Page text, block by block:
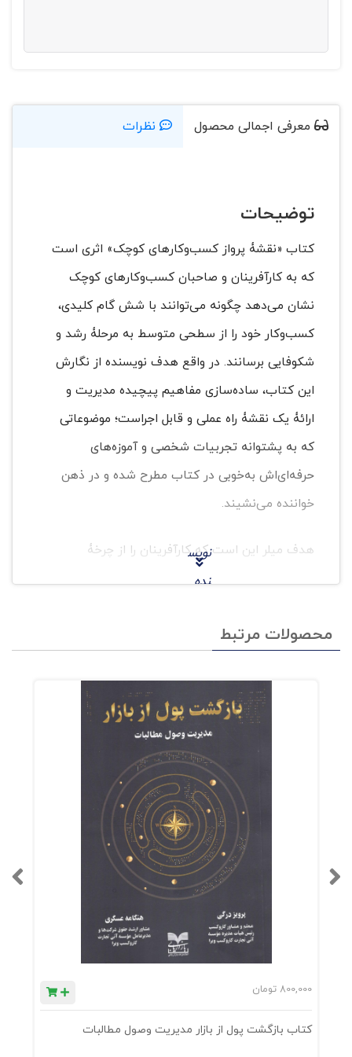
معرفی اجمالی محصول نظرات
توضیحات
کتاب «نقشۀ پرواز کسب‌و‌کارهای کوچک» اثری است
که به کارآفرینان و صاحبان کسب‌وکارهای کوچک
نشان می‌دهد چگونه می‌توانند با شش گام کلیدی،
کسب‌وکار خود را از سطحی متوسط به مرحلۀ رشد و
شکوفایی برسانند. در واقع هدف نویسنده از نگارش
این کتاب، ساده‌سازی مفاهیم پیچیده مدیریت و
ارائۀ یک نقشۀ راه عملی و قابل اجراست؛ موضوعاتی
که به پشتوانه تجربیات شخصی و آموزه‌های
حرفه‌ای‌اش به‌خوبی در کتاب مطرح شده و در ذهن
خواننده می‌نشیند.
نویس
نده
عاره
هوش
مندا
نه‌
«هوا
پیما
ساخ
کس
ب‌و
هدف میلر این است که کارآفرینان را از چرخۀ
خسته‌کننده و گاه مبهم مدیریت سنتی خارج کند و
پیش‌بینی و توسعه کسب‌وکار را به آن‌ها بدهد.
محصولات مرتبط
800,000 تومان
کتاب بازگشت پول از بازار مدیریت وصول مطالبات